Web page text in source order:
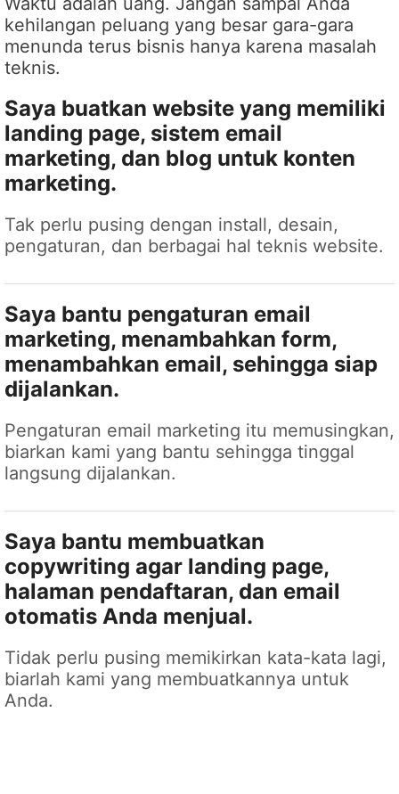
kehilangan peluang yang besar gara-gara
menunda terus bisnis hanya karena masalah
teknis.
Saya buatkan website yang memiliki
landing page, sistem email
marketing, dan blog untuk konten
marketing.
Tak perlu pusing dengan install, desain,
pengaturan, dan berbagai hal teknis website.
Saya bantu pengaturan email
marketing, menambahkan form,
menambahkan email, sehingga siap
dijalankan.
Pengaturan email marketing itu memusingkan,
biarkan kami yang bantu sehingga tinggal
langsung dijalankan.
Saya bantu membuatkan
copywriting agar landing page,
halaman pendaftaran, dan email
otomatis Anda menjual.
Tidak perlu pusing memikirkan kata-kata lagi,
biarlah kami yang membuatkannya untuk
Anda.